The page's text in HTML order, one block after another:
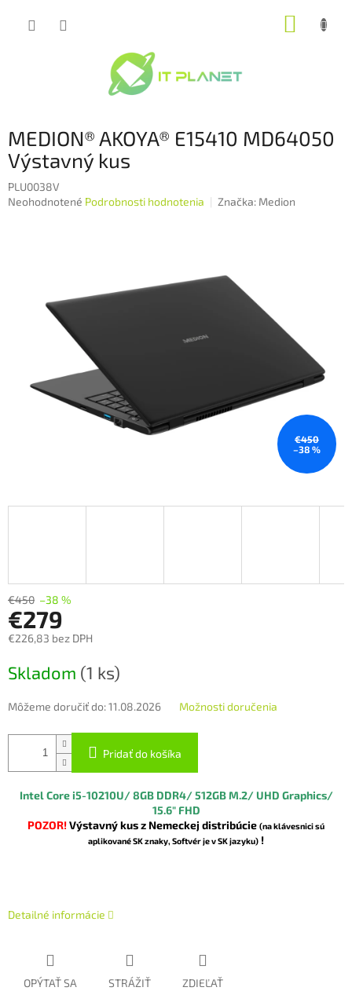
MEDION® AKOYA® E15410 MD64050
Výstavný kus
PLU0038V
Priemerné
hviezdičiek.
Neohodnotené Podrobnosti hodnotenia Značka: Medion
€450
–38 %
€450 –38 %
€279
€226,83 bez DPH
cena:
Skladom (1 ks)
Môžeme doručiť do:11.08.2026 Možnosti doručenia
Pridať do košíka
Intel Core i5-10210U/ 8GB DDR4/ 512GB M.2/ UHD Graphics/
15.6" FHD
POZOR!Výstavný kus z Nemeckej distribúcie (na klávesnici sú
aplikované SK znaky, Softvér je v SK jazyku) !
Detailné informácie
OPÝTAŤ SA STRÁŽIŤ ZDIEĽAŤ